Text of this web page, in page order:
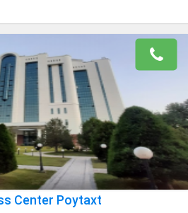
Center Poytaxt